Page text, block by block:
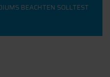
BEACHTEN SOLLTEST